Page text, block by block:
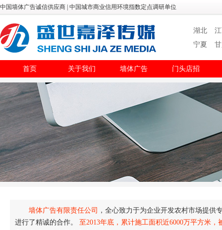
中国墙体广告诚信供应商 | 中国城市商业信用环境指数定点调研单位
湖北
宁夏
首页 关于我们 墙体广告 门头店招
墙体广告有限责任公司
，全心致力于为企业开发农村市场提供
进行了精诚的合作。 至2013年底，累计施工面积近6000万平方米